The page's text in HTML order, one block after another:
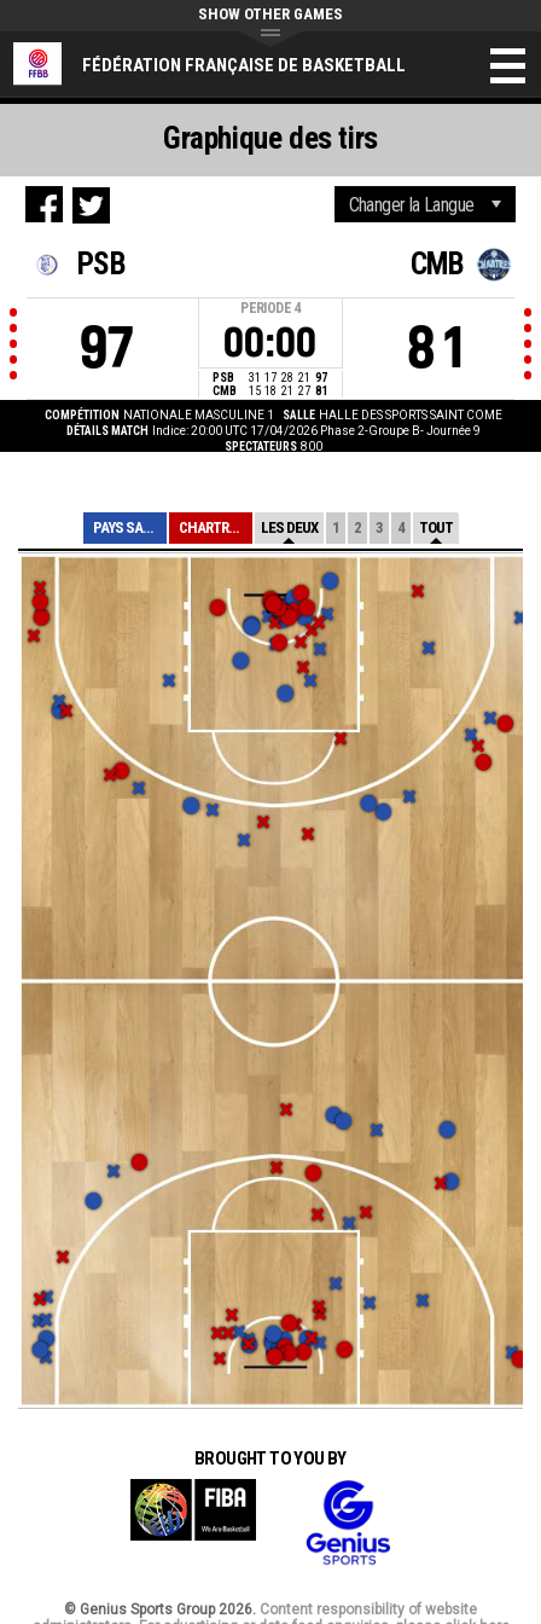
FÉDÉRATION FRANÇAISE DE BASKETBALL
SHOW OTHER GAMES
PSB
97
PERIODE 4
00:00
PSB 31 17 28 21 97
CMB
15 18 21 27 81
CMB
81
COMPÉTITION NATIONALE MASCULINE 1 SALLE HALLE DES SPORTS SAINT COME
DÉTAILS MATCH
Indice: 20:00 UTC 17/04/2026 Phase 2-Groupe B- Journée 9
SPECTATEURS 800
Graphique des tirs
PAYS SALONAIS CHARTRES LES DEUX 1 2 3 4 TOUT
BROUGHT TO YOU BY
© Genius Sports Group 2026. Content responsibility of website